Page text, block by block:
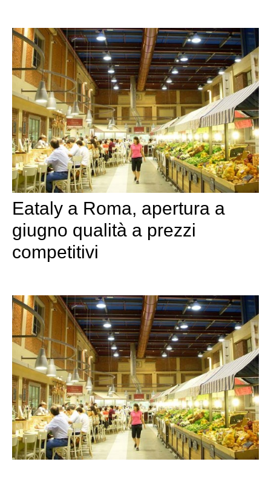
Eataly a Roma, apertura a
giugno qualità a prezzi
competitivi